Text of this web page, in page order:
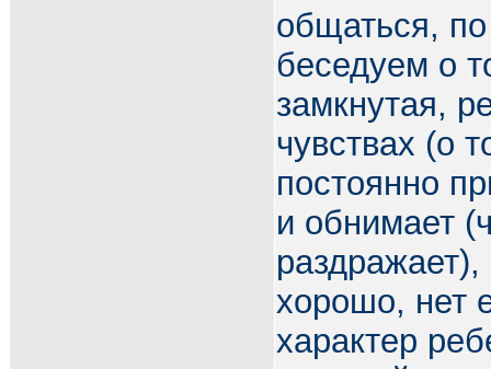
общаться,
беседуем о
замкнутая,
чувствах (о
постоянно
и обнимает
хорошо, нет
характер